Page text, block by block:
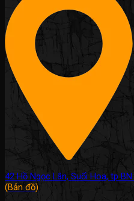
42 Hồ Ngọc Lân, Suối Hoa, tp BN.
(Bản đồ)